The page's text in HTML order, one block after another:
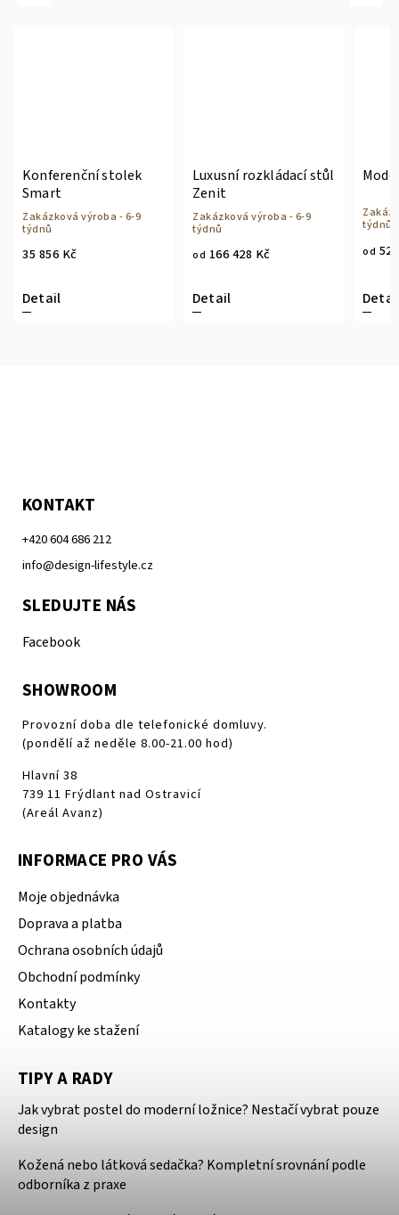
Konferenční stolek
Smart
Zakázková výroba - 6-9
týdnů
35 856 Kč
Detail
Luxusní rozkládací stůl
Zenit
Zakázková výroba - 6-9
týdnů
od 166 428 Kč
Detail
týdnů
od 52
KONTAKT
+420 604 686 212
info@design-lifestyle.cz
SLEDUJTE NÁS
Facebook
SHOWROOM
Provozní doba dle telefonické domluvy.
(pondělí až neděle 8.00-21.00 hod)
Hlavní 38
739 11 Frýdlant nad Ostravicí
(Areál Avanz)
INFORMACE PRO VÁS
Moje objednávka
Doprava a platba
Ochrana osobních údajů
Obchodní podmínky
Kontakty
Katalogy ke stažení
TIPY A RADY
Jak vybrat postel do moderní ložnice? Nestačí vybrat pouze
design
Kožená nebo látková sedačka? Kompletní srovnání podle
odborníka z praxe